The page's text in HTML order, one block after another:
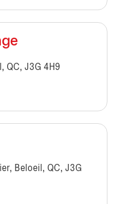
QC, J3G 4H9
Beloeil, QC, J3G